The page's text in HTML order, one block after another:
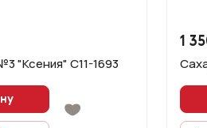
"Ксения" С11-1693
1